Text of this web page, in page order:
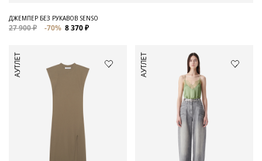
ДЖЕМПЕР БЕЗ РУКАВОВ SENSO
27 900 ₽ -70% 8 370 ₽
АУТЛЕТ АУТЛЕТ